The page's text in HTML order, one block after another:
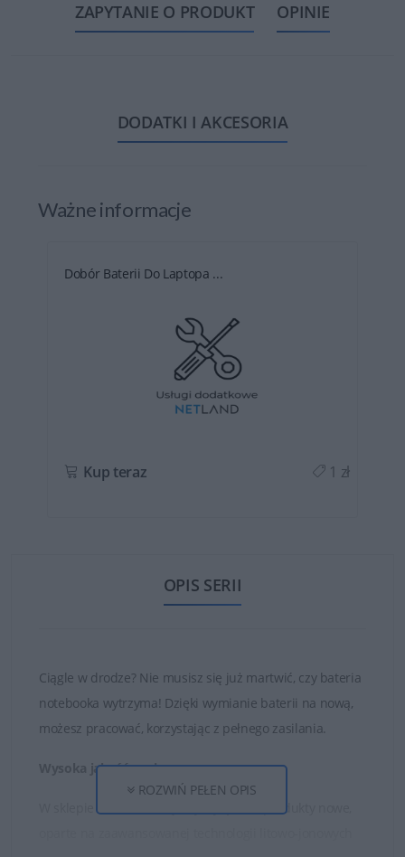
ZAPYTANIE O PRODUKT
OPINIE
DODATKI I AKCESORIA
Ważne informacje
Dobór Baterii Do Laptopa ...
Kup teraz 1 zł
OPIS SERII
Ciągle w drodze? Nie musisz się już martwić, czy bateria
notebooka wytrzyma! Dzięki wymianie baterii na nową,
możesz pracować, korzystając z pełnego zasilania.
Wysoka jakość ogniw
W sklepie DELL24 oferujemy wyłącznie produkty nowe,
ROZWIŃ PEŁEN OPIS